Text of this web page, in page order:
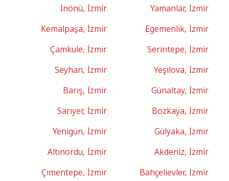
Yamanlar, İzmir
İnönü, İzmir
Egemenlik, İzmir
Kemalpaşa, İzmir
Serintepe, İzmir
Çamkule, İzmir
Yeşilova, İzmir
Seyhan, İzmir
Günaltay, İzmir
Barış, İzmir
Bozkaya, İzmir
Sarıyer, İzmir
Gülyaka, İzmir
Yenigün, İzmir
Akdeniz, İzmir
Altınordu, İzmir
Bahçelievler, İzmir
Çimentepe, İzmir